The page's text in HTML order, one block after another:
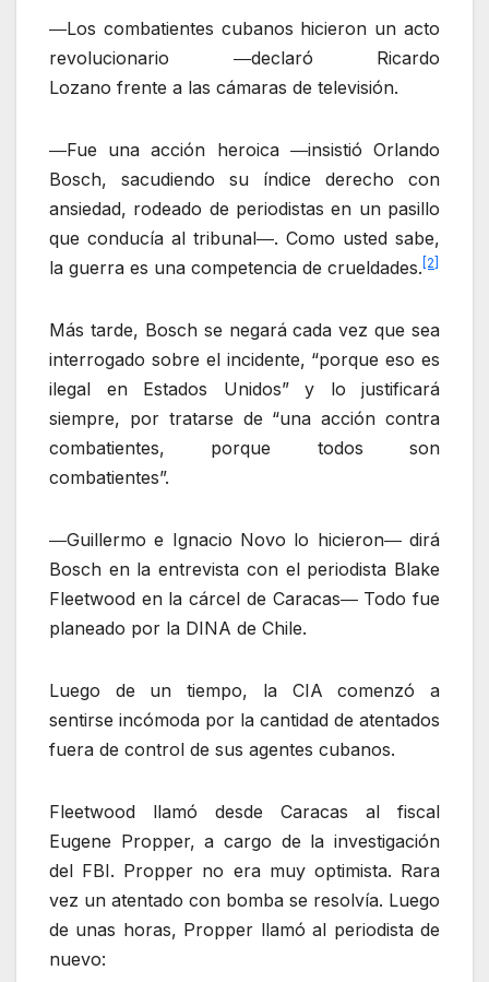
―Los combatientes cubanos hicieron un acto
revolucionario ―declaró Ricardo
Lozano frente a las cámaras de televisión.
―Fue una acción heroica ―insistió Orlando
Bosch, sacudiendo su índice derecho con
ansiedad, rodeado de periodistas en un pasillo
que conducía al tribunal―. Como usted sabe,
la guerra es una competencia de crueldades. [2]
Más tarde, Bosch se negará cada vez que sea
interrogado sobre el incidente, “porque eso es
ilegal en Estados Unidos” y lo justificará
siempre, por tratarse de “una acción contra
combatientes, porque todos son
combatientes”.
―Guillermo e Ignacio Novo lo hicieron― dirá
Bosch en la entrevista con el periodista Blake
Fleetwood en la cárcel de Caracas― Todo fue
planeado por la DINA de Chile.
Luego de un tiempo, la CIA comenzó a
sentirse incómoda por la cantidad de atentados
fuera de control de sus agentes cubanos.
Fleetwood llamó desde Caracas al fiscal
Eugene Propper, a cargo de la investigación
del FBI. Propper no era muy optimista. Rara
vez un atentado con bomba se resolvía. Luego
de unas horas, Propper llamó al periodista de
nuevo: